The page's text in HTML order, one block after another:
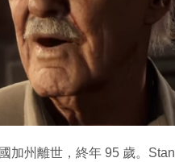
加州離世，終年 95 歲。Stan